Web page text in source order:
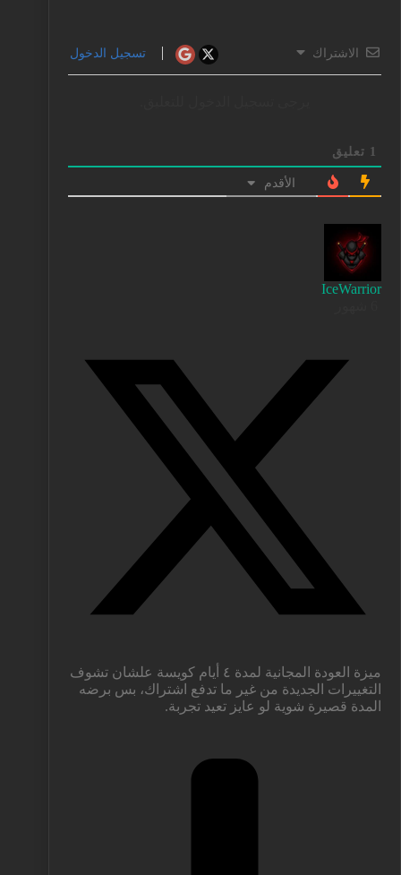
الاشتراك تسجيل الدخول
1 تعليق
الأقدم
IceWarrior
ميزة العودة المجانية لمدة ٤ أيام كويسة علشان تشوف
التغييرات الجديدة من غير ما تدفع اشتراك، بس برضه
المدة قصيرة شوية لو عايز تعيد تجربة.